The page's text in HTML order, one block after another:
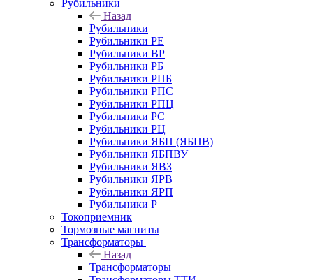
Рубильники
Назад
Рубильники
Рубильники РЕ
Рубильники ВР
Рубильники РБ
Рубильники РПБ
Рубильники РПС
Рубильники РПЦ
Рубильники РС
Рубильники РЦ
Рубильники ЯБП (ЯБПВ)
Рубильники ЯБПВУ
Рубильники ЯВЗ
Рубильники ЯРВ
Рубильники ЯРП
Рубильники Р
Токоприемник
Тормозные магниты
Трансформаторы
Назад
Трансформаторы